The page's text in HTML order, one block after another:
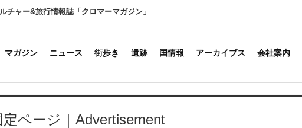
ャー&旅行情報誌「クロマーマガジン」
マガジン ニュース 街歩き 遺跡 国情報 アーカイブス 会社案内
ページ｜Advertisement